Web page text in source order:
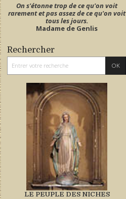
On s'étonne trop de ce qu'on voit
rarement et pas assez de ce qu'on voit
tous les jours.
Madame de Genlis
Rechercher
LE PEUPLE DES NICHES